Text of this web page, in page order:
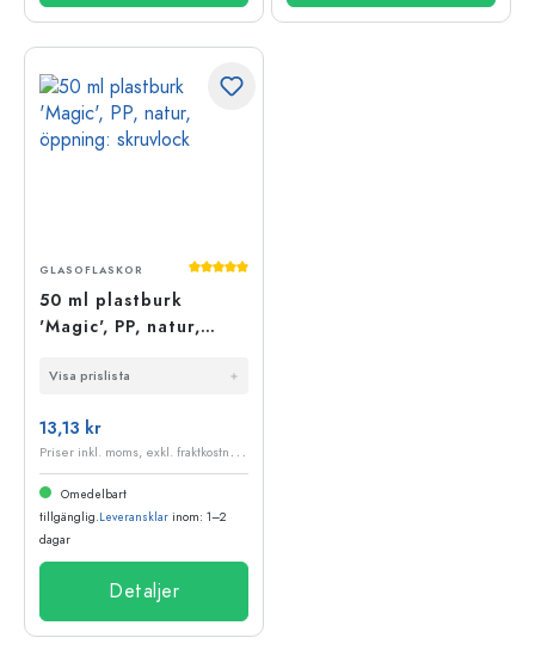
Genomsnittligt betyg på 5 av 5 stjärnor
GLASOFLASKOR
50 ml plastburk
'Magic', PP, natur,
Visa prislista
13,13 kr
P
riser inkl. moms, exkl. fraktkostnader
Omedelbart
tillgänglig.Leveransklar inom: 1–2
dagar
Detaljer